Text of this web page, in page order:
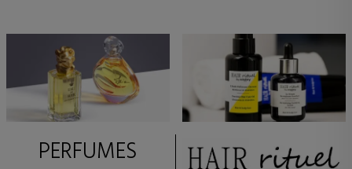
PERFUMES